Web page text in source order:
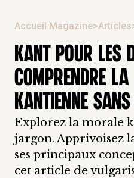
Accueil Magazine>Articles
KANT POUR LES
COMPRENDRE
KANTIENNE
Explorez la morale
jargon. Apprivoisez
ses principaux
cet article de